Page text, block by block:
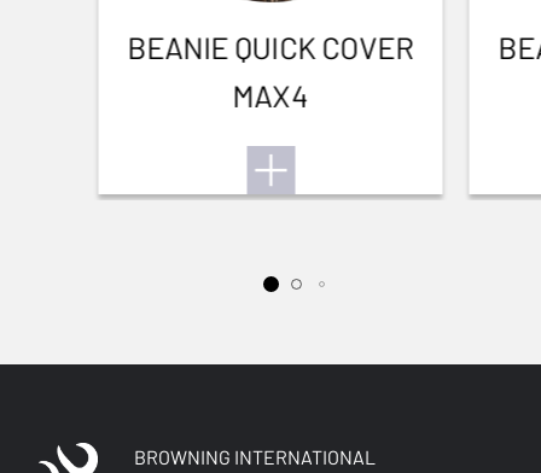
BEANIE QUICK COVER
MAX4
BROWNING INTERNATIONAL